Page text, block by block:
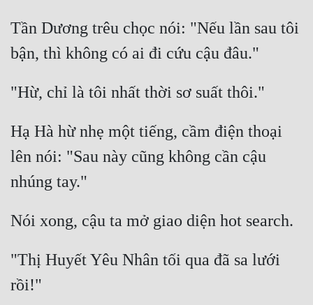
Tần Dương trêu chọc nói: "Nếu lần sau tôi
Hạ Hà hừ nhẹ một tiếng, cầm điện thoại
lên nói: "Sau này cũng không cần cậu
"Thị Huyết Yêu Nhân tối qua đã sa lưới